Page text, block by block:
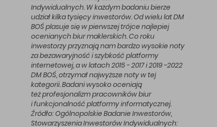
Indywidualnych. W każdym badaniu bierze
udział kilka tysięcy inwestorów. Od wielu lat DM
BOŚ plasuje się w pierwszej trójce najlepiej
ocenianych biur maklerskich. Co roku
inwestorzy przyznają nam bardzo wysokie noty
za bezawaryjność i szybkość platformy
internetowej, a w latach 2015 - 2017 i 2019 -2022
DM BOŚ, otrzymał najwyższe noty w tej
kategorii. Badani wysoko oceniają
też profesjonalizm pracowników biur
i funkcjonalność platformy informatycznej.
Źródło: Ogólnopolskie Badanie Inwestorów,
Stowarzyszenia Inwestorów Indywidualnych: